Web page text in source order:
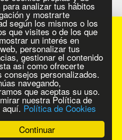
Continuar
analizar tus hábitos
y mostrarte
según los mismos o los
que visites o de los que
un interés en
personalizar tus
gestionar el contenido
así como ofrecerte
consejos personalizados.
navegando,
que aceptas su uso.
nuestra Política de
Política de Cookies